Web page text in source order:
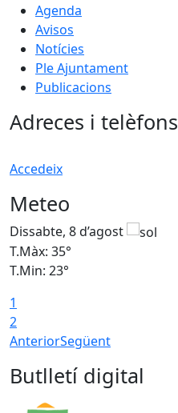
Agenda
Avisos
Notícies
Ple Ajuntament
Publicacions
Adreces i telèfons
Accedeix
Meteo
Dissabte, 8 d’agost
T.Màx: 35°
T.Min: 23°
1
2
AnteriorSegüent
Butlletí digital